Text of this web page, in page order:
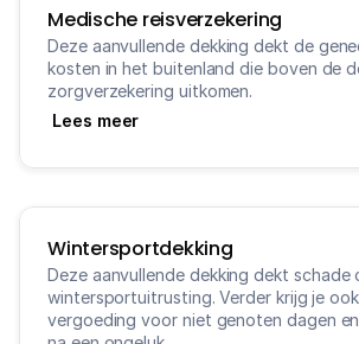
Medische reisverzekering
Deze aanvullende dekking dekt de
kosten in het buitenland die boven de
Lees meer
Wintersportdekking
Deze aanvullende dekking dekt schade
wintersportuitrusting. Verder krijg je
vergoeding voor niet genoten dagen